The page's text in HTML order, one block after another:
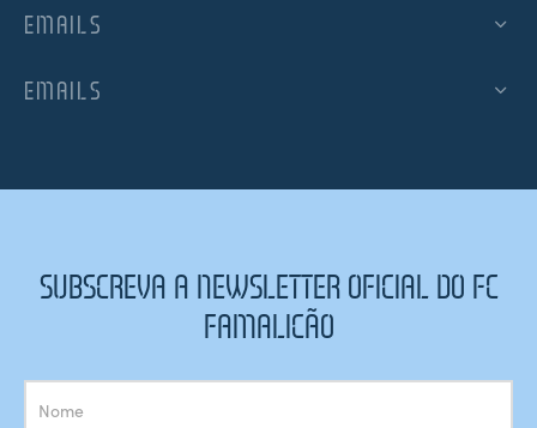
EMAILS
EMAILS
SUBSCREVA A NEWSLETTER OFICIAL DO FC
FAMALICÃO
Subscrição